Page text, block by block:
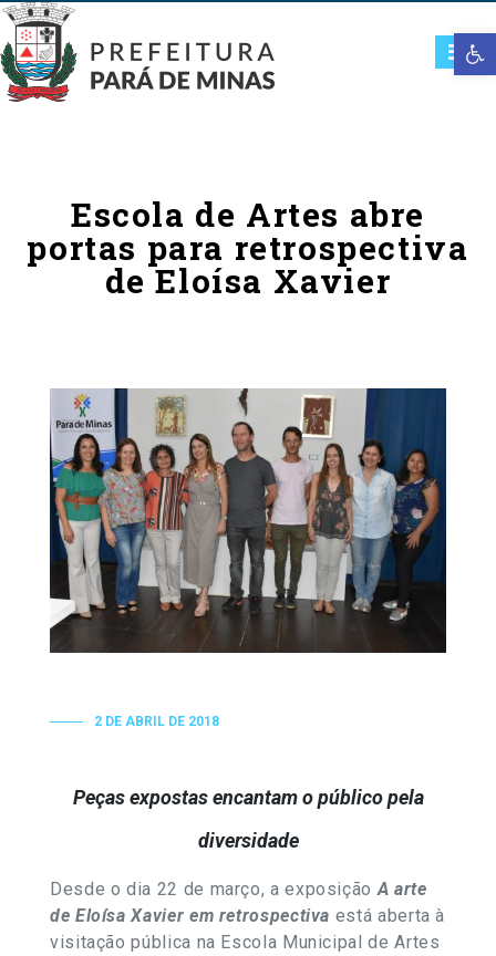
Escola de Artes abre
portas para retrospectiva
de Eloísa Xavier
2 DE ABRIL DE 2018
Peças expostas encantam o público pela
diversidade
Desde o dia 22 de março, a exposição A arte
de Eloísa Xavier em retrospectiva está aberta à
visitação pública na Escola Municipal de Artes